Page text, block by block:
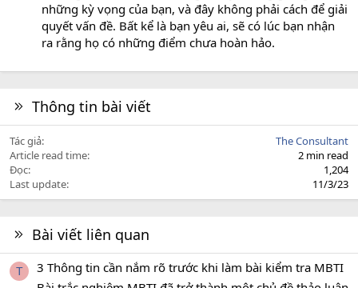
những kỳ vọng của bạn, và đây không phải cách để giải
quyết vấn đề. Bất kể là bạn yêu ai, sẽ có lúc bạn nhận
ra rằng họ có những điểm chưa hoàn hảo.
Thông tin bài viết
Tác giả
The Consultant
Article read time
2 min read
Đọc
1,204
Last update
11/3/23
Bài viết liên quan
T
3 Thông tin cần nắm rõ trước khi làm bài kiểm tra MBTI